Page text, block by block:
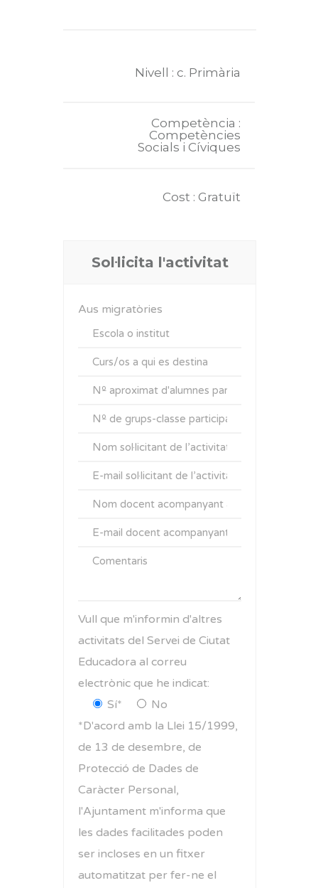
Nivell : c. Primària
Competència :
Competències
Socials i Cíviques
Cost : Gratuït
Sol·licita l'activitat
Aus migratòries
Vull que m'informin d'altres
activitats del Servei de Ciutat
Educadora al correu
electrònic que he indicat:
Sí*
No
*D'acord amb la Llei 15/1999,
de 13 de desembre, de
Protecció de Dades de
Caràcter Personal,
l'Ajuntament m'informa que
les dades facilitades poden
ser incloses en un fitxer
automatitzat per fer-ne el